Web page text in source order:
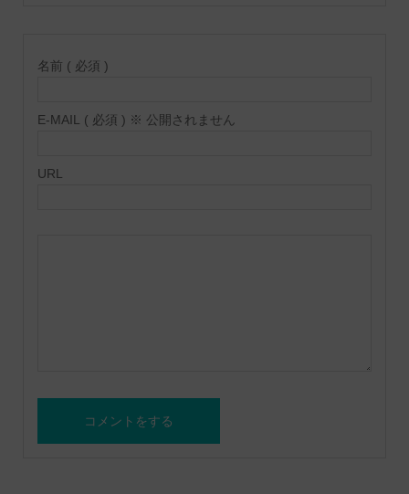
名前 ( 必須 )
E-MAIL ( 必須 ) ※ 公開されません
URL